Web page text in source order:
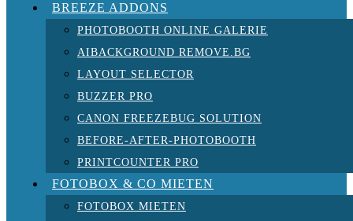
BREEZE ADDONS
PHOTOBOOTH ONLINE GALERIE
AIBACKGROUND REMOVE.BG
LAYOUT SELECTOR
BUZZER PRO
CANON FREEZEBUG SOLUTION
BEFORE-AFTER-PHOTOBOOTH
PRINTCOUNTER PRO
FOTOBOX & CO MIETEN
FOTOBOX MIETEN